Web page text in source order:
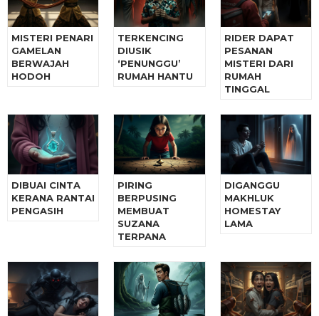
MISTERI PENARI
GAMELAN
BERWAJAH
HODOH
TERKENCING
DIUSIK
‘PENUNGGU’
RUMAH HANTU
RIDER DAPAT
PESANAN
MISTERI DARI
RUMAH
TINGGAL
DIBUAI CINTA
KERANA RANTAI
PENGASIH
PIRING
BERPUSING
MEMBUAT
SUZANA
TERPANA
DIGANGGU
MAKHLUK
HOMESTAY
LAMA